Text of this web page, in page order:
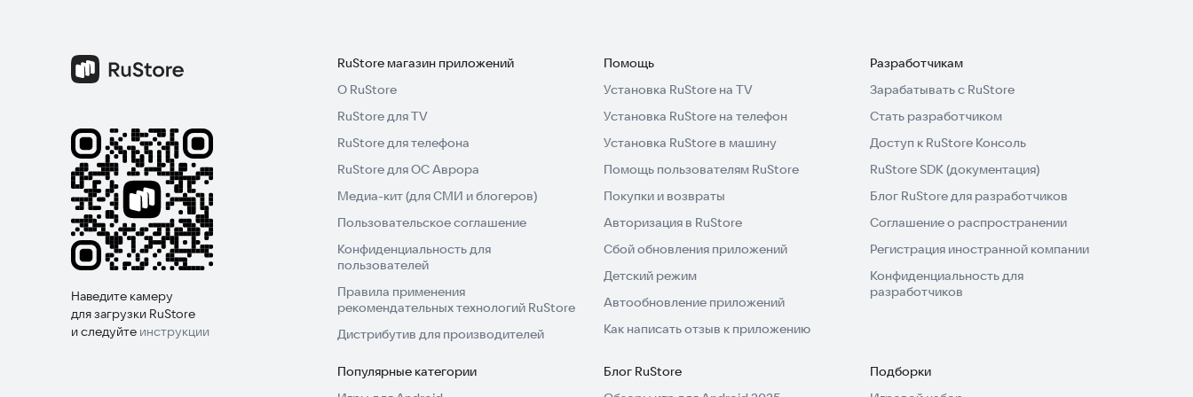
💬 Личный бухгалтер на связи
Попробуйте «Моё дело: бизнес и финансы» — деньги, документы, контрагенты, важные события — всё
будет рукой и под контролем.
Наведите камеру
для загрузки RuStore
и следуйте инструкции
RuStore магазин приложений
О RuStore
RuStore для TV
RuStore для телефона
RuStore для ОС Аврора
Медиа-кит (для СМИ и блогеров)
Пользовательское соглашение
Конфиденциальность для
пользователей
Правила применения
рекомендательных технологий RuStore
Дистрибутив для производителей
Помощь
Установка RuStore на TV
Установка RuStore на телефон
Установка RuStore в машину
Помощь пользователям RuStore
Покупки и возвраты
Авторизация в RuStore
Сбой обновления приложений
Детский режим
Автообновление приложений
Как написать отзыв к приложению
Разработчикам
Зарабатывать с RuStore
Стать разработчиком
Доступ к RuStore Консоль
RuStore SDK (документация)
Блог RuStore для разработчиков
Соглашение о распространении
Регистрация иностранной компании
Конфиденциальность для
разработчиков
Популярные категории
Блог RuStore
Подборки